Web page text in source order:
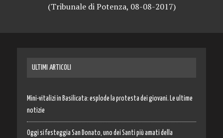
(Tribunale di Potenza, 08-08-2017)
ULTIMI ARTICOLI
Mini-vitalizi in Basilicata: esplode la protesta dei giovani. Le ultime
notizie
Oggi si festeggia San Donato, uno dei Santi più amati della